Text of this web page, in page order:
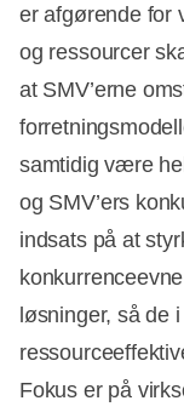
er afgørende for
og ressourcer
at SMV’erne
samtidig være
og SMV’ers
indsats på at
løsninger, så de
Fokus er på